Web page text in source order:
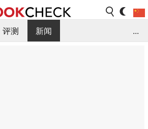
评测
新闻
...